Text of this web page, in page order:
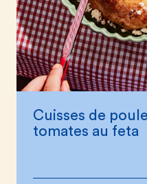
Cuisses de
tomates au feta